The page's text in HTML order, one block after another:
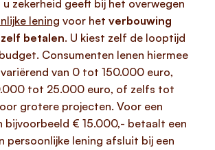
zekerheid geeft bij het overwegen
lening voor het verbouwing
betalen. U kiest zelf de looptijd
Consumenten lenen hiermee
van 0 tot 150.000 euro,
tot 25.000 euro, of zelfs tot
grotere projecten. Voor een
bijvoorbeeld € 15.000,- betaalt een
persoonlijke lening afsluit bij een